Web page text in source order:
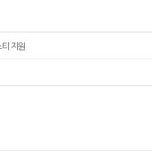
지원